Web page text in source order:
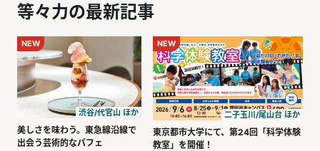
等々力の最新記事
NEW
渋谷/代官山 ほか
美しさを味わう。東急線沿線で
出会う芸術的なパフェ
NEW
二子玉川/尾山台 ほか
東京都市大学にて、第24回「科学体験
教室」を開催！